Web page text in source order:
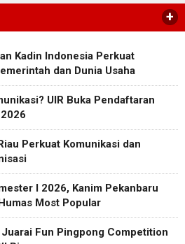
+
Kadin Indonesia Perkuat
dan Dunia Usaha
UIR Buka Pendaftaran
Perkuat Komunikasi dan
I 2026, Kanim Pekanbaru
Most Popular
Fun Pingpong Competition